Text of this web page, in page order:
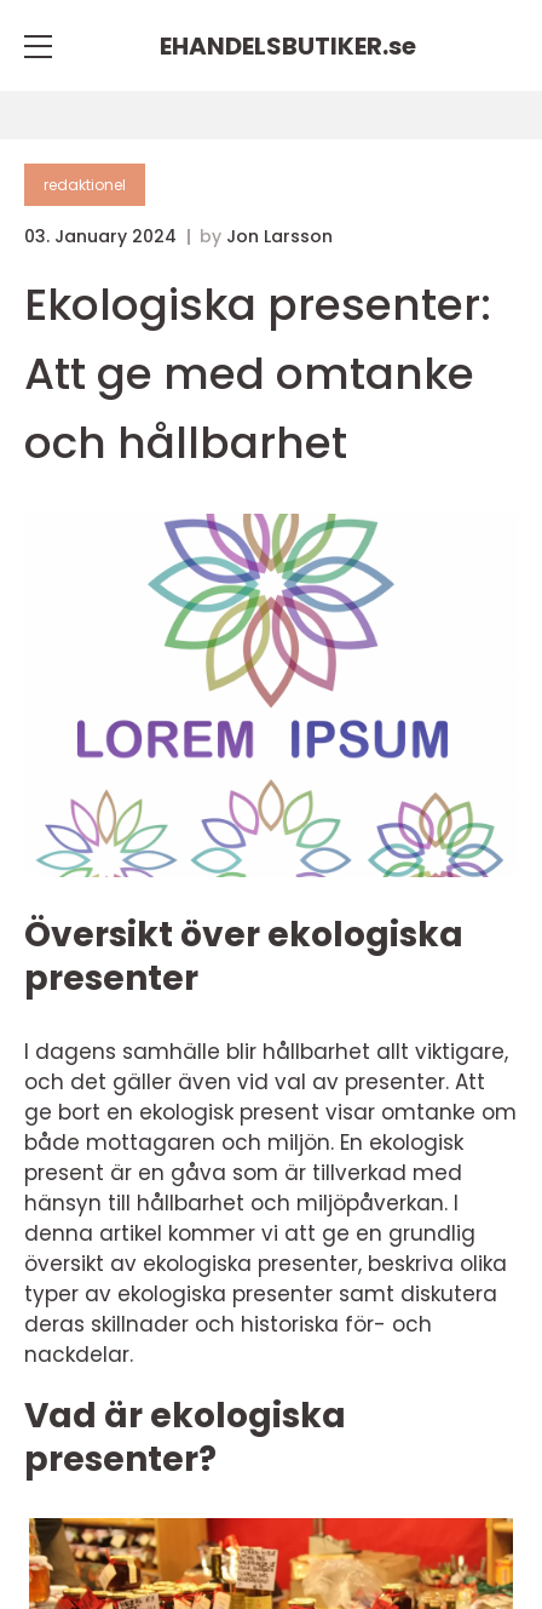
EHANDELSBUTIKER.se
redaktionel
03. January 2024 by Jon Larsson
Ekologiska presenter:
Att ge med omtanke
och hållbarhet
Översikt över ekologiska
presenter
I dagens samhälle blir hållbarhet allt viktigare,
och det gäller även vid val av presenter. Att
ge bort en ekologisk present visar omtanke om
både mottagaren och miljön. En ekologisk
present är en gåva som är tillverkad med
hänsyn till hållbarhet och miljöpåverkan. I
denna artikel kommer vi att ge en grundlig
översikt av ekologiska presenter, beskriva olika
typer av ekologiska presenter samt diskutera
deras skillnader och historiska för- och
nackdelar.
Vad är ekologiska
presenter?